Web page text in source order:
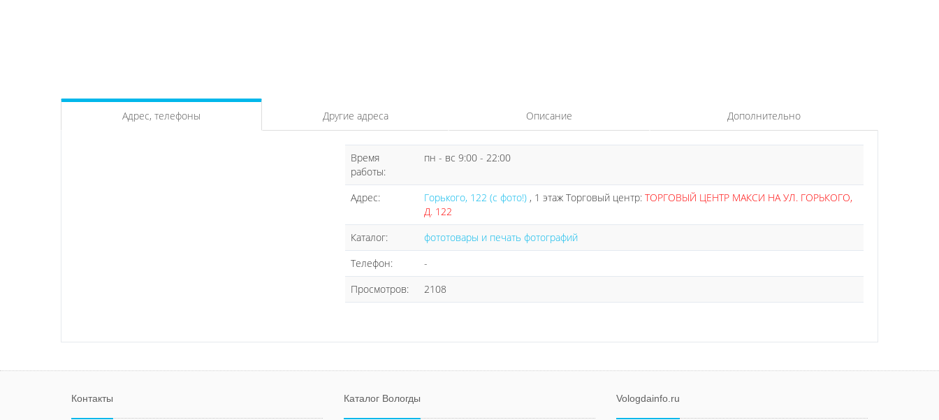
Адрес, телефоны Другие адреса Описание Дополнительно
Время
работы:
пн - вс 9:00 - 22:00
Адрес: Горького, 122 (с фото!) , 1 этаж Торговый центр: ТОРГОВЫЙ ЦЕНТР МАКСИ НА УЛ. ГОРЬКОГО,
Д. 122
Каталог:
фототовары и печать фотографий
Телефон:
-
Просмотров:
2108
Контакты Каталог Вологды Vologdainfo.ru